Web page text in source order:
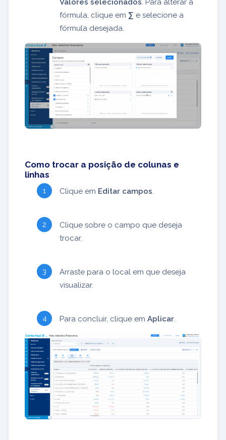
Valores selecionados. Para alterar a
fórmula, clique em ∑ e selecione a
fórmula desejada.
Como trocar a posição de colunas e
linhas
Clique em Editar campos.
Clique sobre o campo que deseja
trocar.
Arraste para o local em que deseja
visualizar.
Para concluir, clique em Aplicar.